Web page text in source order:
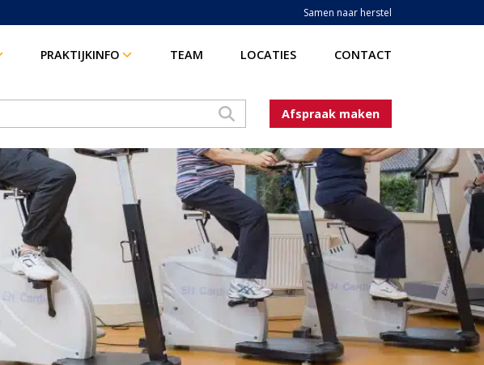
Samen naar herstel
PRAKTIJKINFO TEAM LOCATIES CONTACT
Afspraak maken